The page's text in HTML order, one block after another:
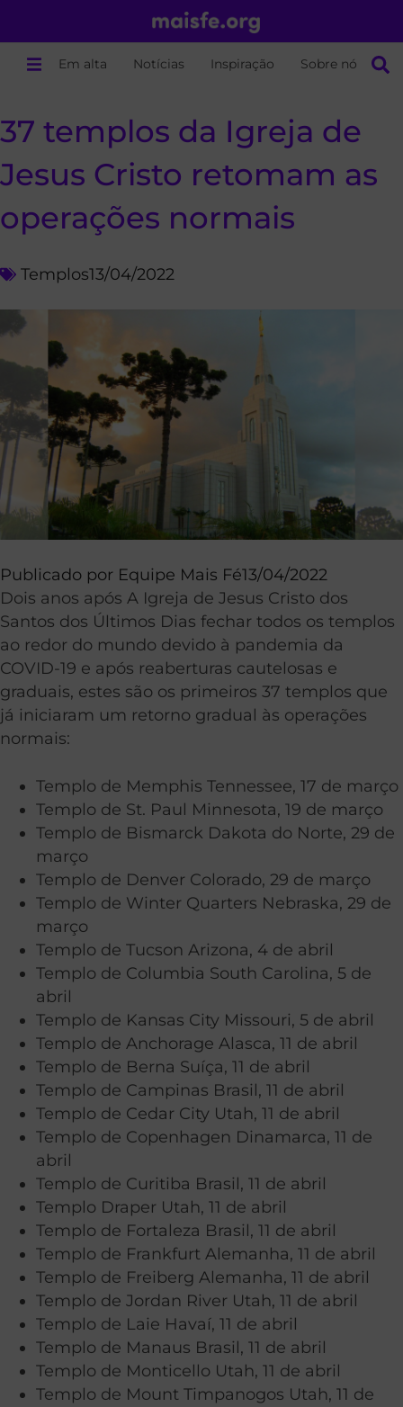
Em alta Notícias Inspiração Sobre nós
37 templos da Igreja de
Jesus Cristo retomam as
operações normais
Templos13/04/2022
Publicado por Equipe Mais Fé13/04/2022
Dois anos após A Igreja de Jesus Cristo dos
Santos dos Últimos Dias fechar todos os templos
ao redor do mundo devido à pandemia da
COVID-19 e após reaberturas cautelosas e
graduais, estes são os primeiros 37 templos que
já iniciaram um retorno gradual às operações
normais:
Templo de Memphis Tennessee, 17 de março
Templo de St. Paul Minnesota, 19 de março
Templo de Bismarck Dakota do Norte, 29 de
março
Templo de Denver Colorado, 29 de março
Templo de Winter Quarters Nebraska, 29 de
março
Templo de Tucson Arizona, 4 de abril
Templo de Columbia South Carolina, 5 de
abril
Templo de Kansas City Missouri, 5 de abril
Templo de Anchorage Alasca, 11 de abril
Templo de Berna Suíça, 11 de abril
Templo de Campinas Brasil, 11 de abril
Templo de Cedar City Utah, 11 de abril
Templo de Copenhagen Dinamarca, 11 de
abril
Templo de Curitiba Brasil, 11 de abril
Templo Draper Utah, 11 de abril
Templo de Fortaleza Brasil, 11 de abril
Templo de Frankfurt Alemanha, 11 de abril
Templo de Freiberg Alemanha, 11 de abril
Templo de Jordan River Utah, 11 de abril
Templo de Laie Havaí, 11 de abril
Templo de Manaus Brasil, 11 de abril
Templo de Monticello Utah, 11 de abril
Templo de Mount Timpanogos Utah, 11 de